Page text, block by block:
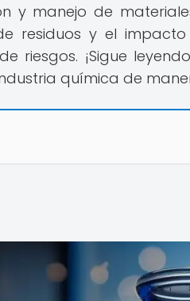
y manejo de
residuos y el
riesgos. ¡Sigue
química de